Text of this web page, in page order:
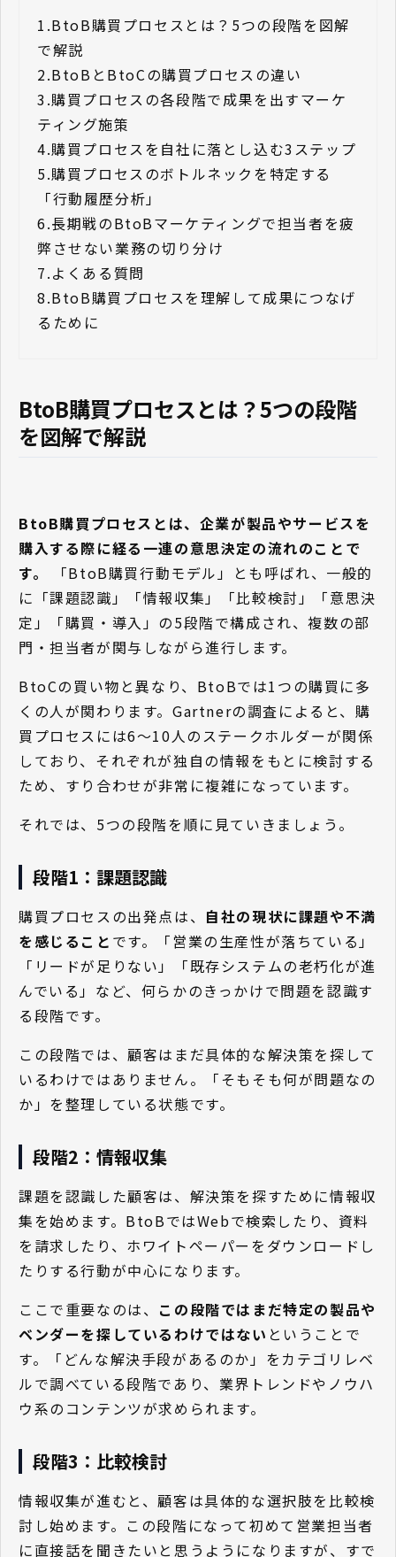
1.BtoB購買プロセスとは？5つの段階を図解
で解説
2.BtoBとBtoCの購買プロセスの違い
3.購買プロセスの各段階で成果を出すマーケ
ティング施策
4.購買プロセスを自社に落とし込む3ステップ
5.購買プロセスのボトルネックを特定する
「行動履歴分析」
6.長期戦のBtoBマーケティングで担当者を疲
弊させない業務の切り分け
7.よくある質問
8.BtoB購買プロセスを理解して成果につなげ
るために
BtoB購買プロセスとは？5つの段階
を図解で解説
BtoB購買プロセスとは、企業が製品やサービスを
購入する際に経る一連の意思決定の流れのことで
す。
「BtoB購買行動モデル」とも呼ばれ、一般的
に「課題認識」「情報収集」「比較検討」「意思決
定」「購買・導入」の5段階で構成され、複数の部
門・担当者が関与しながら進行します。
BtoCの買い物と異なり、BtoBでは1つの購買に多
くの人が関わります。Gartnerの調査によると、購
買プロセスには6〜10人のステークホルダーが関係
しており、それぞれが独自の情報をもとに検討する
ため、すり合わせが非常に複雑になっています。
それでは、5つの段階を順に見ていきましょう。
段階1：課題認識
購買プロセスの出発点は、 自社の現状に課題や不満
を感じること です。「営業の生産性が落ちている」
「リードが足りない」「既存システムの老朽化が進
んでいる」など、何らかのきっかけで問題を認識す
る段階です。
この段階では、顧客はまだ具体的な解決策を探して
いるわけではありません。「そもそも何が問題なの
か」を整理している状態です。
段階2：情報収集
課題を認識した顧客は、解決策を探すために情報収
集を始めます。BtoBではWebで検索したり、資料
を請求したり、ホワイトペーパーをダウンロードし
たりする行動が中心になります。
ここで重要なのは、 この段階ではまだ特定の製品や
ベンダーを探しているわけではない ということで
す。「どんな解決手段があるのか」をカテゴリレベ
ルで調べている段階であり、業界トレンドやノウハ
ウ系のコンテンツが求められます。
段階3：比較検討
情報収集が進むと、顧客は具体的な選択肢を比較検
討し始めます。この段階になって初めて営業担当者
に直接話を聞きたいと思うようになりますが、すで